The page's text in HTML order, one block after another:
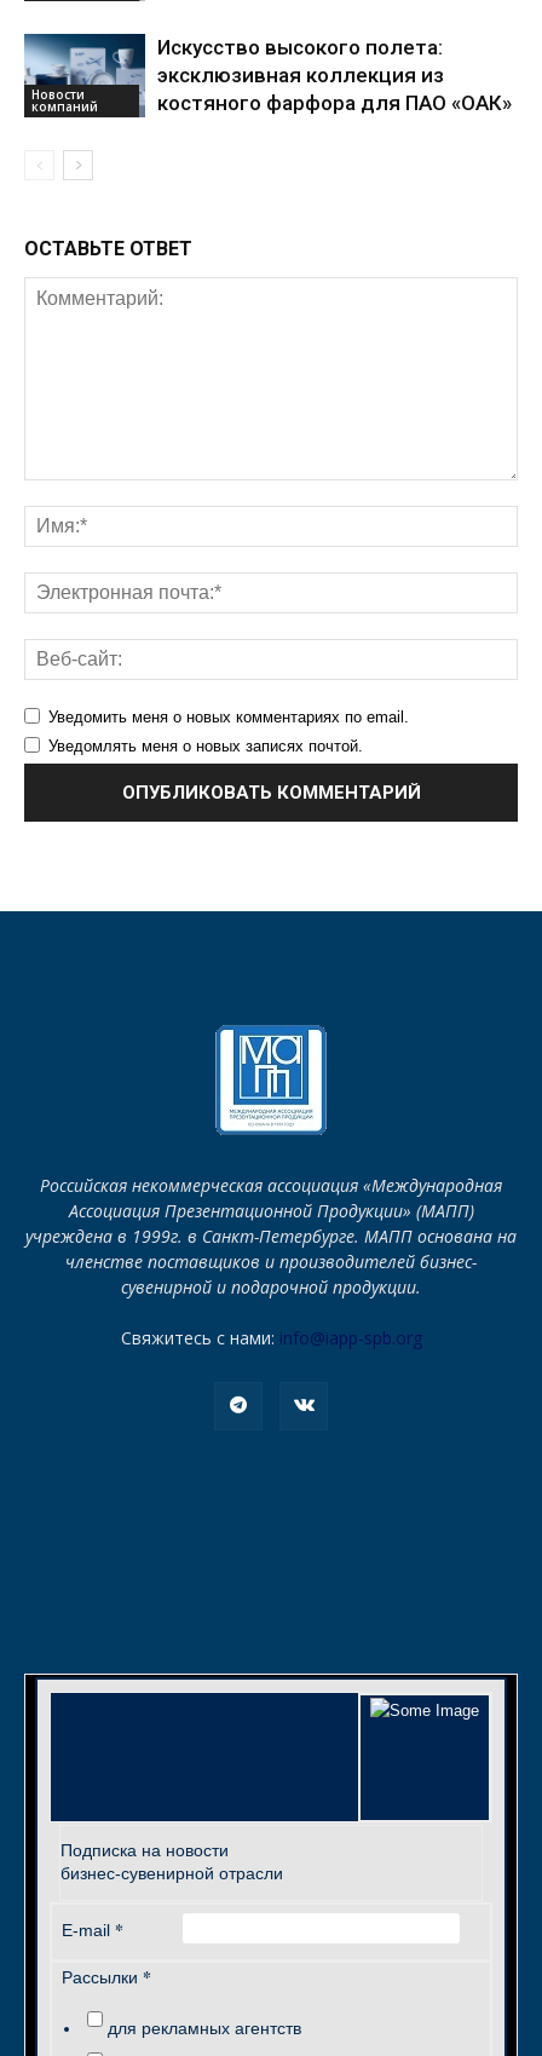
Новости
компаний
Искусство высокого полета:
эксклюзивная коллекция из
костяного фарфора для ПАО «ОАК»
ОСТАВЬТЕ ОТВЕТ
Уведомить меня о новых комментариях по email.
Уведомлять меня о новых записях почтой.
Российская некоммерческая ассоциация «Международная
Ассоциация Презентационной Продукции» (МАПП)
учреждена в 1999г. в Санкт-Петербурге. МАПП основана на
членстве поставщиков и производителей бизнес-
сувенирной и подарочной продукции.
Свяжитесь с нами: info@iapp-spb.org
Подписка на новости
бизнес-сувенирной отрасли
E-mail *
Рассылки *
для рекламных агентств